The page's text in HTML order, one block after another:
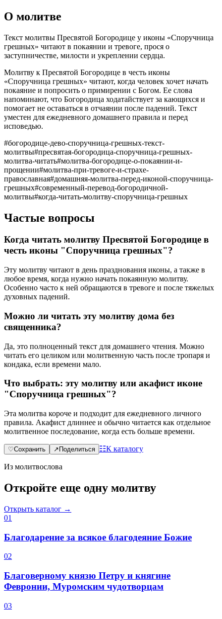
О молитве
Текст молитвы Пресвятой Богородице у иконы «Споручница
грешных» читают в покаянии и тревоге, прося о
заступничестве, милости и укреплении сердца.
Молитву к Пресвятой Богородице в честь иконы
«Споручница грешных» читают, когда человек хочет начать
покаяние и попросить о примирении с Богом. Ее слова
напоминают, что Богородица ходатайствует за кающихся и
помогает не оставаться в отчаянии после падений. Текст
уместен для ежедневного домашнего правила и перед
исповедью.
#богородице-дево-споручница-грешных-текст-
молитвы#пресвятая-богородица-споручница-грешных-
молитва-читать#молитва-богородице-о-покаянии-и-
прощении#молитва-при-тревоге-и-страхе-
православная#домашняя-молитва-перед-иконой-споручница-
грешных#современный-перевод-богородичной-
молитвы#когда-читать-молитву-споручница-грешных
Частые вопросы
Когда читать молитву Пресвятой Богородице в
честь иконы "Споручница грешных"?
Эту молитву читают в день празднования иконы, а также в
любое время, когда нужно начать покаянную молитву.
Особенно часто к ней обращаются в тревоге и после тяжелых
духовных падений.
Можно ли читать эту молитву дома без
священника?
Да, это полноценный текст для домашнего чтения. Можно
читать его целиком или молитвенную часть после тропаря и
кондака, если времени мало.
Что выбрать: эту молитву или акафист иконе
"Споручница грешных"?
Эта молитва короче и подходит для ежедневного личного
правила. Акафист длиннее и обычно читается как отдельное
молитвенное последование, когда есть больше времени.
♡Сохранить ↗ Поделиться ☷К каталогу
Из молитвослова
Откройте еще одну молитву
Открыть каталог →
01
Благодарение за всякое благодеяние Божие
02
Благоверному князю Петру и княгине
Февронии, Муромским чудотворцам
03